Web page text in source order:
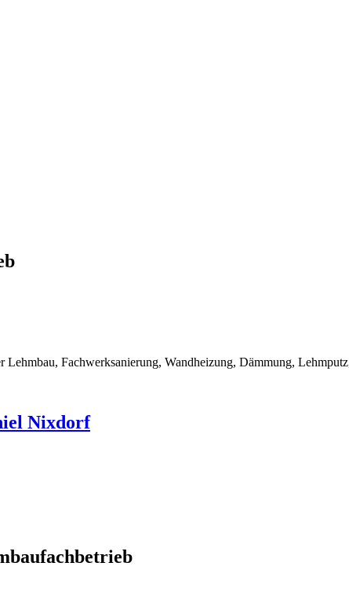
Fachwerksanierung, Wandheizung, Dämmung,
Nixdorf